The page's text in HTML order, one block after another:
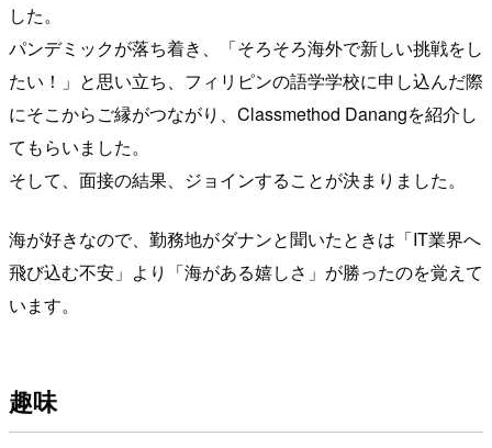
した。
パンデミックが落ち着き、「そろそろ海外で新しい挑戦をし
たい！」と思い立ち、フィリピンの語学学校に申し込んだ際
にそこからご縁がつながり、Classmethod Danangを紹介し
てもらいました。
そして、面接の結果、ジョインすることが決まりました。
海が好きなので、勤務地がダナンと聞いたときは「IT業界へ
飛び込む不安」より「海がある嬉しさ」が勝ったのを覚えて
います。
趣味